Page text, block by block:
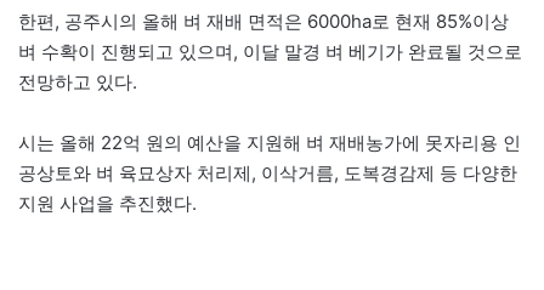
한편, 공주시의 올해 벼 재배 면적은 6000ha로 현재 85%이상
벼 수확이 진행되고 있으며, 이달 말경 벼 베기가 완료될 것으로
전망하고 있다.
시는 올해 22억 원의 예산을 지원해 벼 재배농가에 못자리용 인
공상토와 벼 육묘상자 처리제, 이삭거름, 도복경감제 등 다양한
지원 사업을 추진했다.